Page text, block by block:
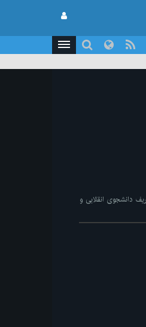
دانشجوی انقلابی و